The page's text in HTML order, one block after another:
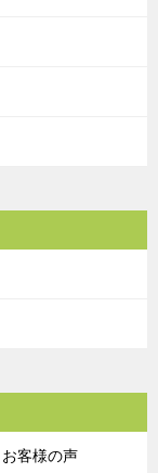
客様の声